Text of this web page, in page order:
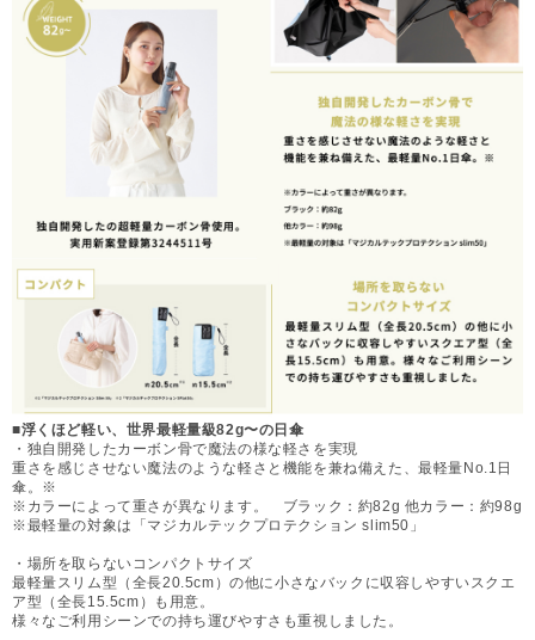
■浮くほど軽い、世界最軽量級82g〜の日傘
・独自開発したカーボン骨で魔法の様な軽さを実現
重さを感じさせない魔法のような軽さと機能を兼ね備えた、最軽量No.1日
傘。※
※カラーによって重さが異なります。 ブラック：約82g 他カラー：約98g
※最軽量の対象は「マジカルテックプロテクション slim50」
・場所を取らないコンパクトサイズ
最軽量スリム型（全長20.5cm）の他に小さなバックに収容しやすいスクエ
ア型（全長15.5cm）も用意。
様々なご利用シーンでの持ち運びやすさも重視しました。